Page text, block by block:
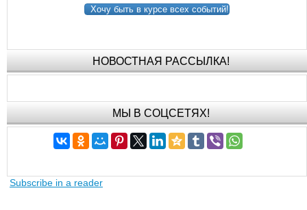
Хочу быть в курсе всех событий!
НОВОСТНАЯ РАССЫЛКА!
МЫ В СОЦСЕТЯХ!
Subscribe in a reader